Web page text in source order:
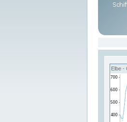
Elbe -